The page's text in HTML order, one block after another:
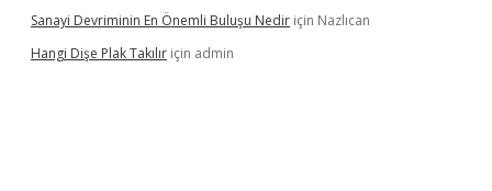
Sanayi Devriminin En Önemli Buluşu Nedir için Nazlıcan
Hangi Dişe Plak Takılır için admin